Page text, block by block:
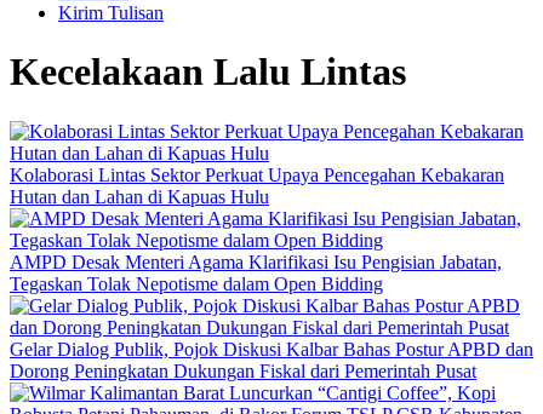
Kirim Tulisan
Kecelakaan Lalu Lintas
Kolaborasi Lintas Sektor Perkuat Upaya Pencegahan Kebakaran
Hutan dan Lahan di Kapuas Hulu
AMPD Desak Menteri Agama Klarifikasi Isu Pengisian Jabatan,
Tegaskan Tolak Nepotisme dalam Open Bidding
Gelar Dialog Publik, Pojok Diskusi Kalbar Bahas Postur APBD dan
Dorong Peningkatan Dukungan Fiskal dari Pemerintah Pusat